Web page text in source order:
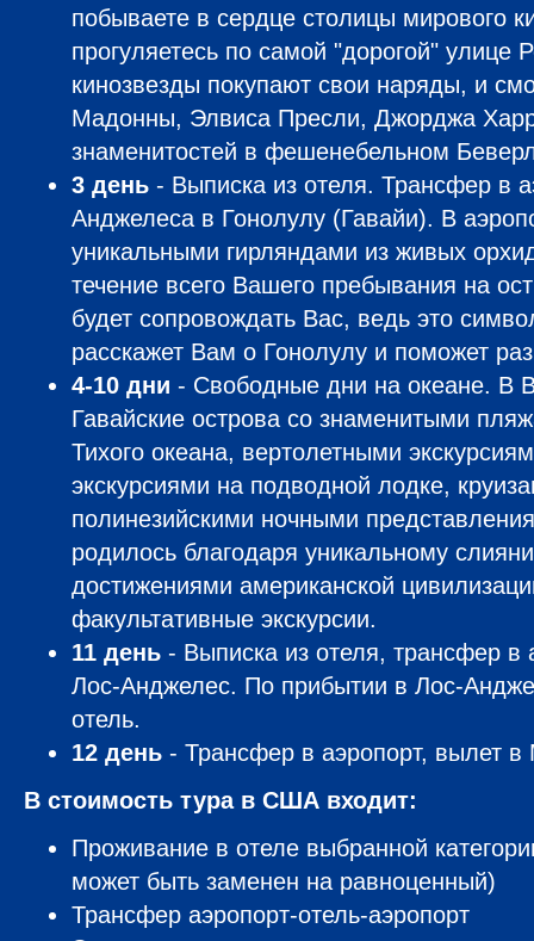
побываете в сердце столицы мирового
прогуляетесь по самой "дорогой" улице
кинозвезды покупают свои наряды, и
Мадонны, Элвиса Пресли, Джорджа
знаменитостей в фешенебельном
3 день - Выписка из отеля. Трансфер в
Анджелеса в Гонолулу (Гавайи). В
уникальными гирляндами из живых
течение всего Вашего пребывания на
будет сопровождать Вас, ведь это
расскажет Вам о Гонолулу и поможет
4-10 дни - Свободные дни на океане. В
Гавайские острова со знаменитыми
Тихого океана, вертолетными
экскурсиями на подводной лодке,
полинезийскими ночными
родилось благодаря уникальному
достижениями американской
факультативные экскурсии.
11 день - Выписка из отеля, трансфер в
Лос-Анджелес. По прибытии в Лос-
отель.
12 день - Трансфер в аэропорт, вылет в
В стоимость тура в США входит:
Проживание в отеле выбранной
может быть заменен на равноценный)
Трансфер аэропорт-отель-аэропорт